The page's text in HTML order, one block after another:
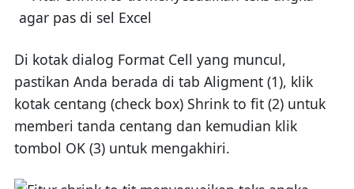
Di kotak dialog Format Cell yang muncul,
pastikan Anda berada di tab Aligment (1), klik
kotak centang (check box) Shrink to fit (2) untuk
memberi tanda centang dan kemudian klik
tombol OK (3) untuk mengakhiri.